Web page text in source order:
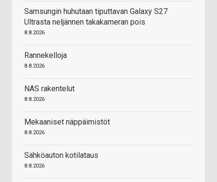
Samsungin huhutaan tiputtavan Galaxy S27
Ultrasta neljännen takakameran pois
8.8.2026
Rannekelloja
8.8.2026
NAS rakentelut
8.8.2026
Mekaaniset näppäimistöt
8.8.2026
Sähköauton kotilataus
8.8.2026